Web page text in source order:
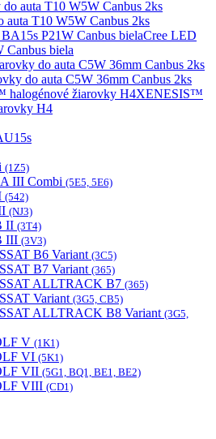
T10 W5W Canbus 2ks
Cree LED
Canbus biela
do auta C5W 36mm Canbus 2ks
XENESIS™
H4
(1Z5)
III Combi (5E5, 5E6)
(542)
(NJ3)
II (3T4)
III (3V3)
B6 Variant (3C5)
B7 Variant (365)
ALLTRACK B7 (365)
Variant (3G5, CB5)
ALLTRACK B8 Variant (3G5,
V (1K1)
VI (5K1)
VII (5G1, BQ1, BE1, BE2)
VIII (CD1)